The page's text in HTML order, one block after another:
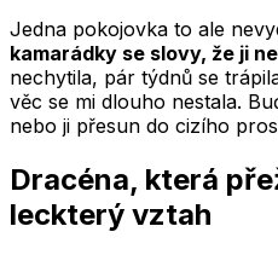
Jedna pokojovka to ale
kamarádky se slovy, že ji
nechytila, pár týdnů se
věc se mi dlouho nestala.
nebo ji přesun do cizího
Dracéna, která
leckterý vztah